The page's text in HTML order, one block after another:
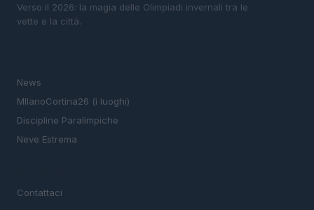
Verso il 2026: la magia delle Olimpiadi invernali tra le
vette e la città.
News
MIlanoCortina26 (i luoghi)
Discipline Paralimpiche
Neve Estrema
Contattaci